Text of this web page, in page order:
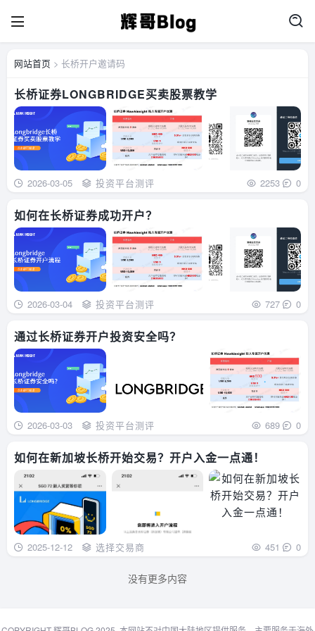
网站首页 > 长桥开户邀请码
长桥证券LONGBRIDGE买卖股票教学
2026-03-05 投资平台测评 2253 0
如何在长桥证券成功开户？
2026-03-04 投资平台测评 727 0
通过长桥证券开户投资安全吗？
2026-03-03 投资平台测评 689 0
如何在新加坡长桥开始交易？开户入金一点通！
2025-12-12 选择交易商 451 0
没有更多内容